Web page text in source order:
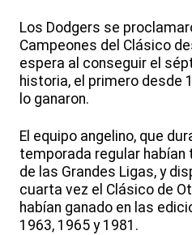
Los Dodgers se
Campeones del Clásico
espera al conseguir el
historia, el primero desde
lo ganaron.
El equipo angelino, que
temporada regular habían
de las Grandes Ligas, y
cuarta vez el Clásico de
habían ganado en las
1963, 1965 y 1981.